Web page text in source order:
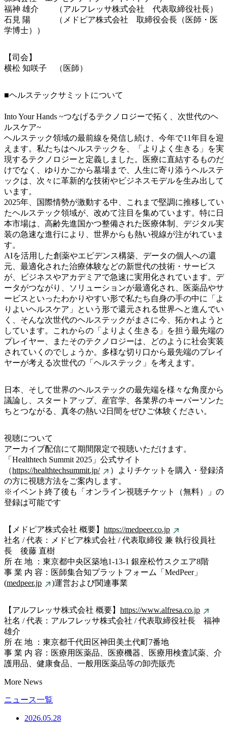
福神 雄介 （アルフレッサ株式会社 代表取締役社長）
石見 陽 （メドピア株式会社 取締役会長（医師・医
学博士））
【司会】
横松 知咲子 （医師）
■ヘルステックサミットについて
Into Your Hands ~つなげるテクノロジーで拓く、次世代のヘ
ルスケア~
ヘルステック領域の最前線を発信し続け、今年で11年目を迎
えます。私たちはヘルステックを、「よりよく生きる」を実
現するテクノロジーと定義しました。医療に直結するものだ
けでなく、ゆりかごから墓場まで、人生に寄り添うヘルステ
ックは、次々に革新的な技術やビジネスモデルを生み出して
います。
2025年、国際情勢が激動する中、これまで堅調に推移してい
たヘルステック領域が、改めて注目を集めています。特に日
本市場は、高齢先進国かつ整備された医療体制、デジタル実
装の急速な進行により、世界からも熱い視線が注がれていま
す。
AIを活用した創薬やエビデンス構築、データの個人への還
元、最適化された治療体験などの新世代の技術・サービス
が、ビジネスやアカデミアで急速に実用化されています。デ
ータがつながり、ソリューションが最適化され、医薬品やサ
ービスといったわかりやすい形で私たち自身の手の中に「よ
りよいヘルスケア」という形で還元される世界へと進んでい
く、そんな次世代のヘルステックがまさに今、拓かれようと
しています。これからの「よりよく生きる」を担う最先端の
プレイヤー、またそのテクノロジーは、どのように社会実装
されていくのでしょうか。多様な切り口から最先端のプレイ
ヤーが考える次世代の「ヘルステック」を考えます。
日本、そして世界のヘルステックの最先端を様々な角度から
議論し、スタートアップ、産官学、各業界のキーパーソンた
ちとつながる、真冬の熱い2日間をぜひご体験ください。
視聴について
アーカイブ配信にて期間限定で視聴いただけます。
「Healthtech Summit 2025」公式サイト
（https://healthtechsummit.jp/
）よりチケットを購入・登録済
の方に視聴方法をご案内します。
※イベント終了後も「オンライン視聴チケット（無料）」の
登録は可能です
【メドピア株式会社 概要】 https://medpeer.co.jp
社名 / 代表：メドピア株式会社 / 代表取締役 兼 執行役員社
長 後藤 直樹
所 在 地 ：東京都中央区築地1-13-1 銀座松竹スクエア8階
事 業 内 容：医師集合知プラットフォーム「MedPeer」
(medpeer.jp )運営および関連事業
【アルフレッサ株式会社 概要】 https://www.alfresa.co.jp
社名 / 代表：アルフレッサ株式会社 / 代表取締役社長 福神
雄介
所 在 地 ：東京都千代田区神田美土代町7番地
事 業 内 容：医療用医薬品、医療機器、医療用検査試薬、介
護用品、健康食品、一般用医薬品等の卸売販売
More News
ニュース一覧
2026.05.28